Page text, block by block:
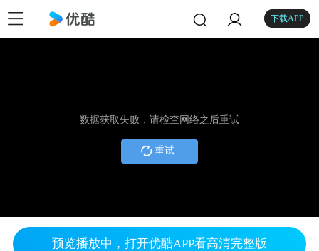
下载APP
数据获取失败，请检查网络之后重试
重试
预览播放中，打开优酷APP看高清完整版